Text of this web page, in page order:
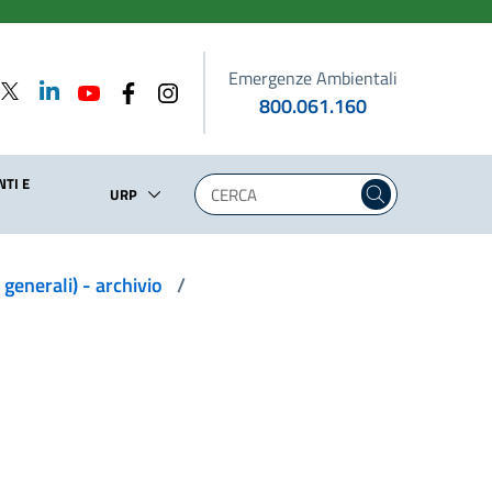
Emergenze Ambientali
800.061.160
E URP
- archivio /